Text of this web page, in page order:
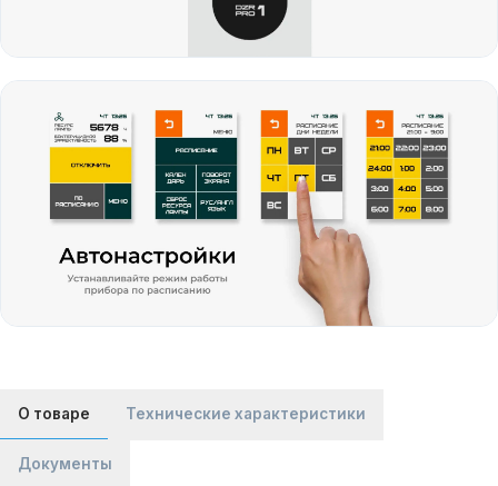
О товаре Технические характеристики
Документы